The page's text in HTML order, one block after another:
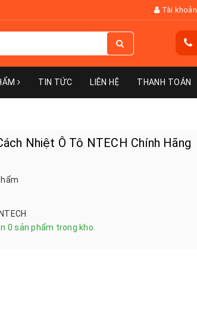
Tài khoản
TIN TỨC LIÊN HỆ THANH TOÁN
Nhiệt Ô Tô NTECH Chính Hãng
NTECH
0 sản phẩm trong kho.